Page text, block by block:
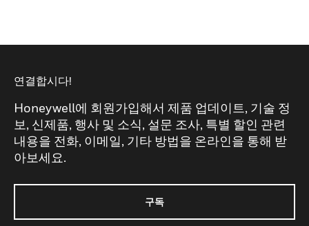
연결합시다!
Honeywell에 회원가입해서 제품 업데이트, 기술 정
보, 신제품, 행사 및 소식, 설문 조사, 특별 할인 관련
내용을 전화, 이메일, 기타 방법을 온라인을 통해 받
아보세요.
구독